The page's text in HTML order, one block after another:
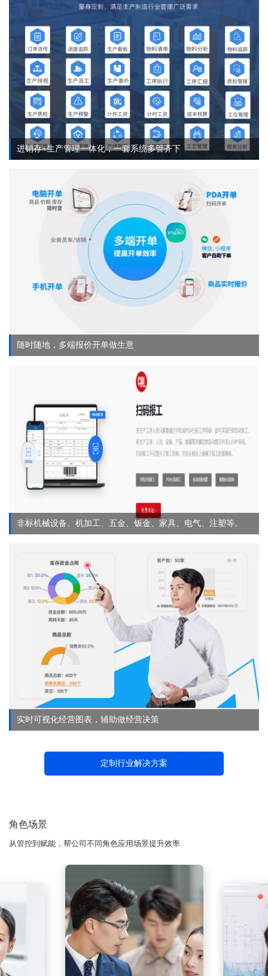
进销存+生产管理一体化，一套系统多管齐下
随时随地，多端报价开单做生意
非标机械设备、机加工、五金、钣金、家具、电气、注塑等。
实时可视化经营图表，辅助做经营决策
定制行业解决方案
角色场景
从管控到赋能，帮公司不同角色应用场景提升效率